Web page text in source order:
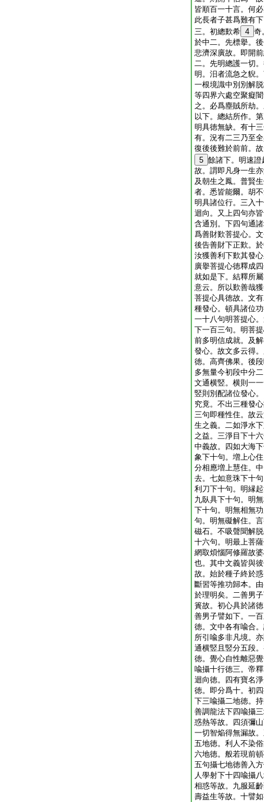
皆順百一十言。何
此長者子甚爲難有
三。初總歎希 4 奇
於中二。先標擧。
悲濟深廣故。即開
二。先明總護一切
明。汨者流急之貎
一根境識中別別解
等四界六處空聚癡
之。必爲塵賊所劫
以下。總結所作。
明具徳無缺。有十
有。況有二三乃至
復後後難於前前。
5 餘諸下。明速
故。謂即凡身一生
及朝生之鳳。普賢
者。悉皆能爾。胡
明具諸位行。三入
迴向。又上四句亦
含通別。下四句通
爲善財歎菩提心。
後告善財下正歎。
汝獲善利下歎其發
廣擧菩提心徳釋成
就如是下。結釋所
意云。所以歎善哉
菩提心具徳故。文
種發心。頓具諸位
一十八句明菩提心
下一百三句。明菩
前多明信成就。及
發心。故文多云得
徳。高齊佛果。後
多無量今初段中分
文通横竪。横則一
竪則別配諸位發心
究竟。不出三種發
三句即種性住。故
生之義。二如淨水
之益。三淨目下十
中義故。四如大海
象下十句。増上心
分相應増上慧住。
去。七如意珠下十
利刀下十句。明縁
九臥具下十句。明
下十句。明無相無
句。明無礙解住。
磁石。不吸聲聞解
十六句。明最上菩
網取煩惱阿修羅故
也。其中文義皆與
故。始於種子終於
斷習等推功歸本。
於理明矣。二善男
簣故。初心具於諸
善男子譬如下。一
徳。文中各有喩合
所引喩多非凡境。
通横竪且竪分五段
徳。覺心自性離惡
喩攝十行徳三。帝
迴向徳。四有寶名
徳。即分爲十。初
下三喩攝二地徳。
善調龍法下四喩攝
惑熱等故。四須彌
一切智焔得無漏故
五地徳。利人不染
六地徳。般若現前
五句攝七地徳善入
人學射下十四喩攝
相惑等故。九服延
壽益生等故。十譬